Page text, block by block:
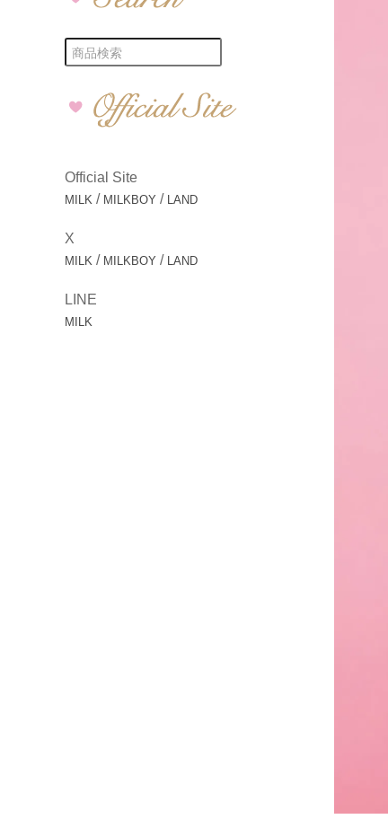
Official Site
MILK / MILKBOY / LAND
X
MILK / MILKBOY / LAND
LINE
MILK